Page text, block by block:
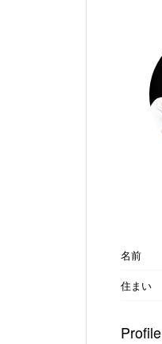
名前
住まい
Profile